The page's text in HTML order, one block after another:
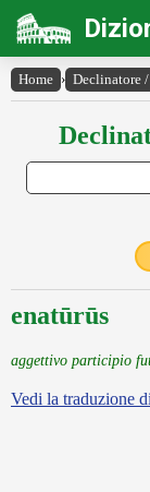
Home › Declinatore
enatūrūs
aggettivo participio
Vedi la traduzione